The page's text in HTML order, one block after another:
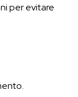
per evitare